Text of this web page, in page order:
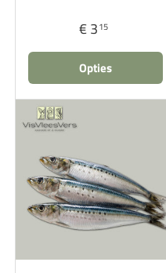
€ 315
Opties